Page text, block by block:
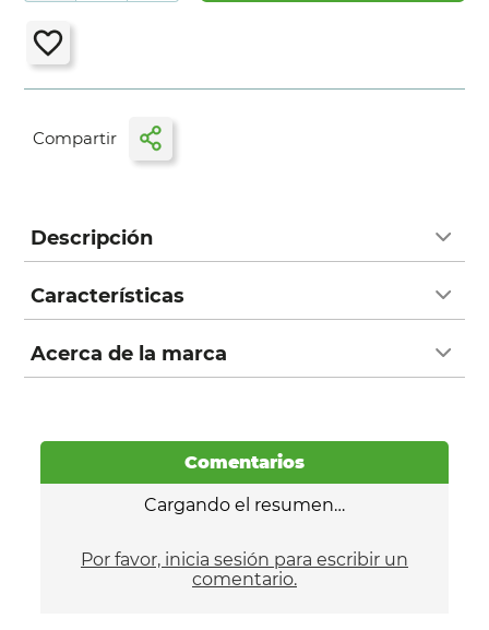
Descripción
Características
Acerca de la marca
Comentarios
Cargando el resumen…
Por favor, inicia sesión para escribir un
comentario.